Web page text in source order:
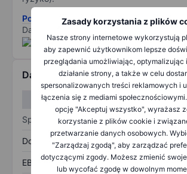
Zasady korzystania z plików
Nasze strony internetowe wykorzystują
aby zapewnić użytkownikom lepsze
przeglądania umożliwiając, optymalizując
działanie strony, a także w celu
spersonalizowanych treści reklamowych i
łączenia się z mediami
opcję "Akceptuj wszystko", wyrażasz
korzystanie z plików cookie i
przetwarzanie danych osobowych.
"Zarządzaj zgodą", aby zarządzać
dotyczącymi zgody. Możesz zmienić
lub wycofać zgodę w dowolnym
Pobierz metodologię ryzyka ESG.
Dane dostarczone przez
Dane finansowe
W I kw.
Sprawozdanie z zysków
Dochód XXXXXXX
EBITDA XXXXXXX